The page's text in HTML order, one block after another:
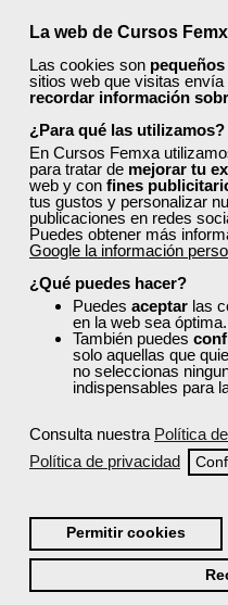
La web de Cursos
Las cookies son
sitios web que visitas envía
recordar información
¿Para qué las utilizamos?
En Cursos Femxa
para tratar de mejorar tu
web y con fines
tus gustos y personalizar
publicaciones en redes
Puedes obtener más
Google la información
¿Qué puedes hacer?
Puedes aceptar las
en la web sea óptima.
También puedes
solo aquellas que
no seleccionas
indispensables para
Consulta nuestra Política
Política de privacidad
Permitir cookies
8
Sin